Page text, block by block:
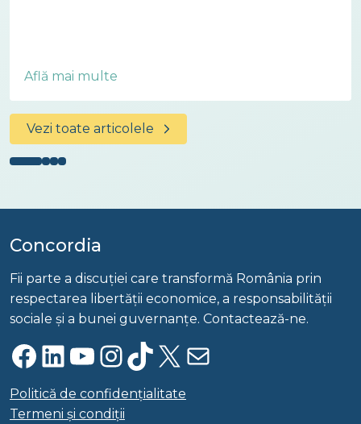
Află mai multe
Vezi toate articolele
Concordia
Fii parte a discuției care transformă România prin
respectarea libertății economice, a responsabilității
sociale și a bunei guvernanțe. Contactează-ne.
Facebook LinkedIn YouTube InstagramTikTok X Mail
Politică de confidențialitate
Termeni și condiții